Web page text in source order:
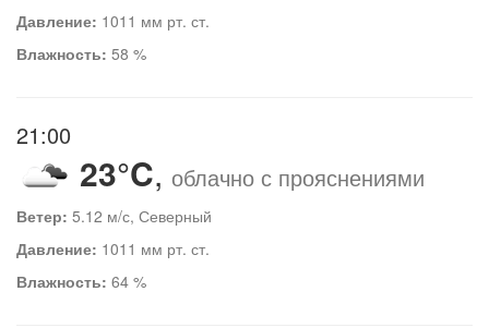
Давление: 1011 мм рт. ст.
Влажность: 58 %
21:00
23°C, облачно с прояснениями
Ветер: 5.12 м/с, Северный
Давление: 1011 мм рт. ст.
Влажность: 64 %